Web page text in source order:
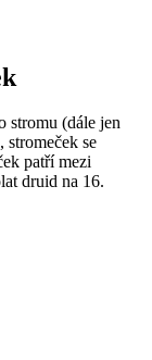
stromu (dále jen
stromeček se
patří mezi
druid na 16.